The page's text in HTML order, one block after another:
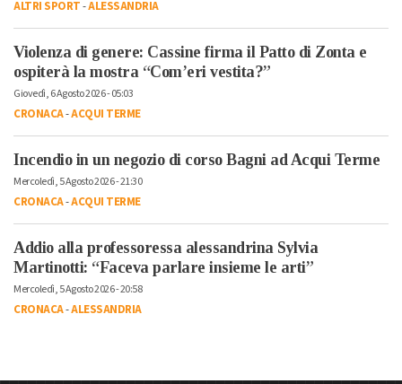
ALTRI SPORT-ALESSANDRIA
Violenza di genere: Cassine firma il Patto di Zonta e
ospiterà la mostra “Com’eri vestita?”
Giovedì, 6 Agosto 2026 - 05:03
CRONACA-ACQUI TERME
Incendio in un negozio di corso Bagni ad Acqui Terme
Mercoledì, 5 Agosto 2026 - 21:30
CRONACA-ACQUI TERME
Addio alla professoressa alessandrina Sylvia
Martinotti: “Faceva parlare insieme le arti”
Mercoledì, 5 Agosto 2026 - 20:58
CRONACA-ALESSANDRIA